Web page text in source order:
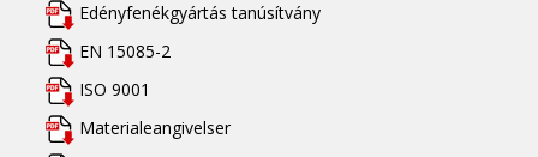
Edényfenékgyártás tanúsítvány
EN 15085-2
ISO 9001
Materialeangivelser